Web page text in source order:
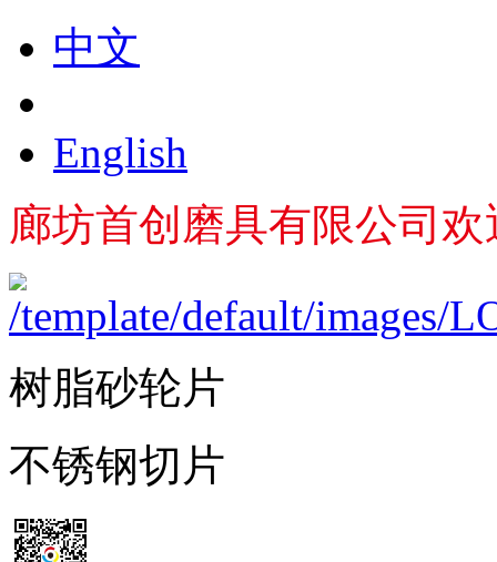
中文
English
廊坊首创磨具有限公司
树脂砂轮片
不锈钢切片